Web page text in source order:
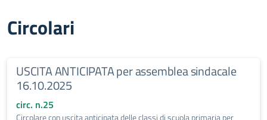
Circolari
USCITA ANTICIPATA per assemblea sindacale
16.10.2025
circ. n.25
Circolare con uscita anticipata delle classi di scuola primaria per